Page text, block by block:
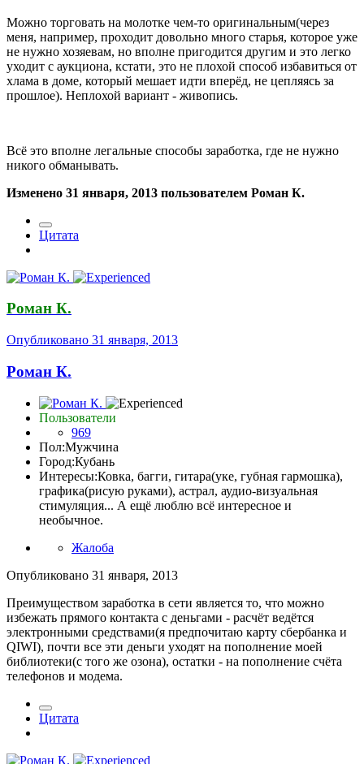
Можно торговать на молотке чем-то оригинальным(через
меня, например, проходит довольно много старья, которое уже
не нужно хозяевам, но вполне пригодится другим и это легко
уходит с аукциона, кстати, это не плохой способ избавиться от
хлама в доме, который мешает идти вперёд, не цепляясь за
прошлое). Неплохой вариант - живопись.
Всё это вполне легальные способы заработка, где не нужно
никого обманывать.
Изменено 31 января, 2013 пользователем Роман К.
Цитата
Роман К.
Опубликовано 31 января, 2013
Роман К.
Пользователи
969
Пол:Мужчина
Город:Кубань
Интересы:Ковка, багги, гитара(уке, губная гармошка),
графика(рисую руками), астрал, аудио-визуальная
стимуляция... А ещё люблю всё интересное и
необычное.
Жалоба
Опубликовано 31 января, 2013
Преимуществом заработка в сети является то, что можно
избежать прямого контакта с деньгами - расчёт ведётся
электронными средствами(я предпочитаю карту сбербанка и
QIWI), почти все эти деньги уходят на пополнение моей
библиотеки(с того же озона), остатки - на пополнение счёта
телефонов и модема.
Цитата